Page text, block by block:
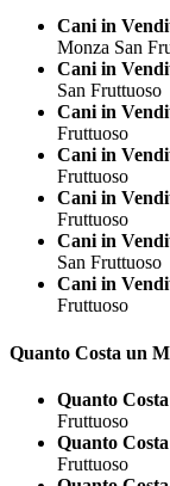
Cani in
Monza San
Cani in
San Fruttuoso
Cani in
Fruttuoso
Cani in
Fruttuoso
Cani in
Fruttuoso
Cani in
San Fruttuoso
Cani in
Fruttuoso
Quanto Costa un
Quanto
Fruttuoso
Quanto
Fruttuoso